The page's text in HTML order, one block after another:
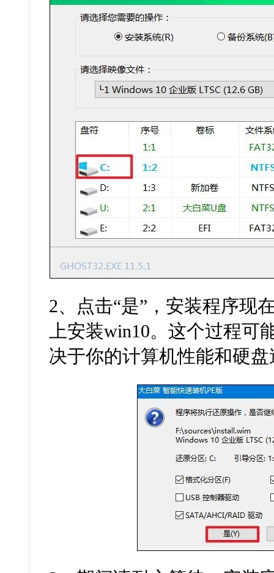
2、点击“是”，安装程序现
上安装win10。这个过程可
决于你的计算机性能和硬